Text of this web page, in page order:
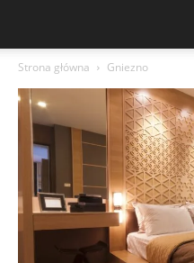
Strona główna Gniezno